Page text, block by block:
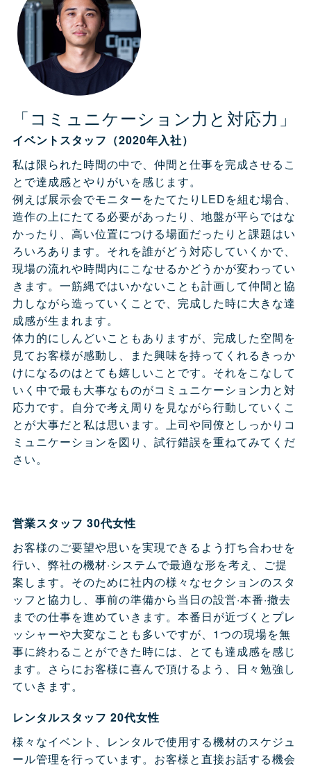
「コミュニケーション力と対応力」
イベントスタッフ（2020年入社）
私は限られた時間の中で、仲間と仕事を完成させるこ
とで達成感とやりがいを感じます。
例えば展示会でモニターをたてたりLEDを組む場合、
造作の上にたてる必要があったり、地盤が平らではな
かったり、高い位置につける場面だったりと課題はい
ろいろあります。それを誰がどう対応していくかで、
現場の流れや時間内にこなせるかどうかが変わってい
きます。一筋縄ではいかないことも計画して仲間と協
力しながら造っていくことで、完成した時に大きな達
成感が生まれます。
体力的にしんどいこともありますが、完成した空間を
見てお客様が感動し、また興味を持ってくれるきっか
けになるのはとても嬉しいことです。それをこなして
いく中で最も大事なものがコミュニケーション力と対
応力です。自分で考え周りを見ながら行動していくこ
とが大事だと私は思います。上司や同僚としっかりコ
ミュニケーションを図り、試行錯誤を重ねてみてくだ
さい。
営業スタッフ 30代女性
お客様のご要望や思いを実現できるよう打ち合わせを
行い、弊社の機材·システムで最適な形を考え、ご提
案します。そのために社内の様々なセクションのスタ
ッフと協力し、事前の準備から当日の設営·本番·撤去
までの仕事を進めていきます。本番日が近づくとプレ
ッシャーや大変なことも多いですが、1つの現場を無
事に終わることができた時には、とても達成感を感じ
ます。さらにお客様に喜んで頂けるよう、日々勉強し
ていきます。
レンタルスタッフ 20代女性
様々なイベント、レンタルで使用する機材のスケジュ
ール管理を行っています。お客様と直接お話する機会